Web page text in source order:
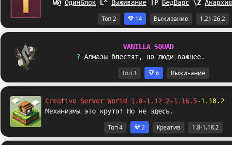
FD ОдинБлок K Y Выживание M\ БедВарс FJ Анархия
Топ 2 14 Выживание 1.21-26.2
VANIL L A SQUAD
? Алмазы блестят , но люди важнее.
Топ 3 6 Выживание
Creative Server World 1.8-1.12.2-1.16.5-1.18.2
Механизмы это круто! Но не здесь.
Топ 4 2 Креатив 1.8-1.18.2